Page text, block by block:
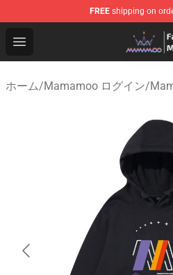
FREE shipping on
Open menu
Mamamoo Store - Official
ホーム/Mamamoo ログイン/